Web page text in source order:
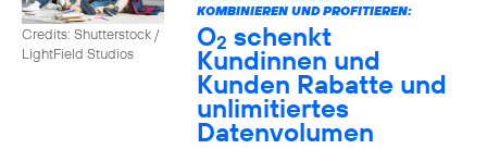
Credits: Shutterstock /
LightField Studios
KOMBINIEREN UND PROFITIEREN:
O2 schenkt
Kundinnen und
Kunden Rabatte und
unlimitiertes
Datenvolumen